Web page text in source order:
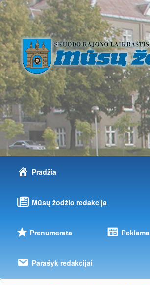
Pradžia
Mūsų žodžio redakcija
Prenumerata Reklama
Parašyk redakcijai